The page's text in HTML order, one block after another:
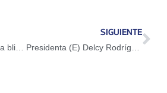
Proponen nueva ley para blindar y potenciar los cultivos agroecológicos
SIGUIENTE
Presidenta (E) Delcy Rodríguez inauguró Centro de Salud Integral en PDVSA